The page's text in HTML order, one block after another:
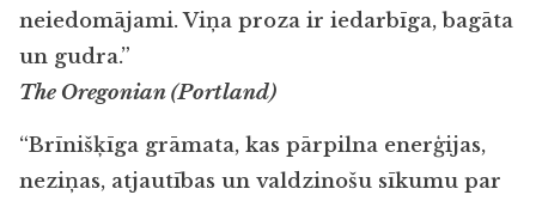
neiedomājami. Viņa proza ir iedarbīga, bagāta
un gudra.”
The Oregonian (Portland)
“Brīnišķīga grāmata, kas pārpilna enerģijas,
neziņas, atjautības un valdzinošu sīkumu par